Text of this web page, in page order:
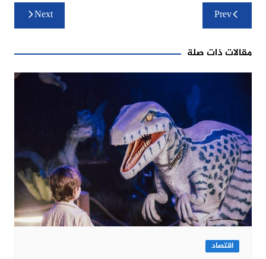
تصفّح
المقالاتPrev
Next
مقالات ذات صلة
اقتصاد